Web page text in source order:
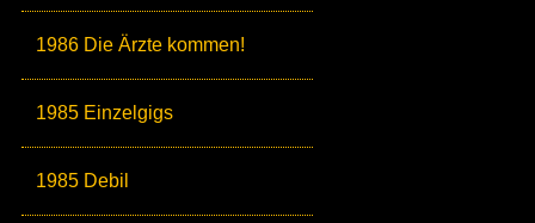
1986 Die Ärzte kommen!
1985 Einzelgigs
1985 Debil